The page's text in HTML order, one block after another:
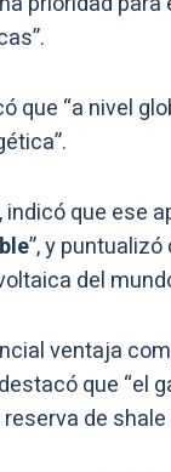
que “a nivel
que ese
”, y
del
ventaja
que “el
de